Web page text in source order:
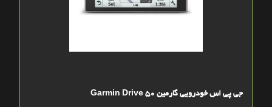
جی پی اس خودرویی گارمین Garmin Drive 50